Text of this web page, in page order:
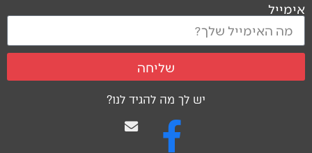
יש לך מה להגיד לנו?
אימייל
שליחה